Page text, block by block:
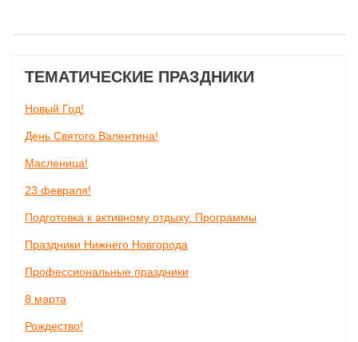
ТЕМАТИЧЕСКИЕ ПРАЗДНИКИ
Новый Год!
День Святого Валентина!
Масленица!
23 февраля!
Подготовка к активному отдыху. Программы
Праздники Нижнего Новгорода
Профессиональные праздники
8 марта
Рождество!